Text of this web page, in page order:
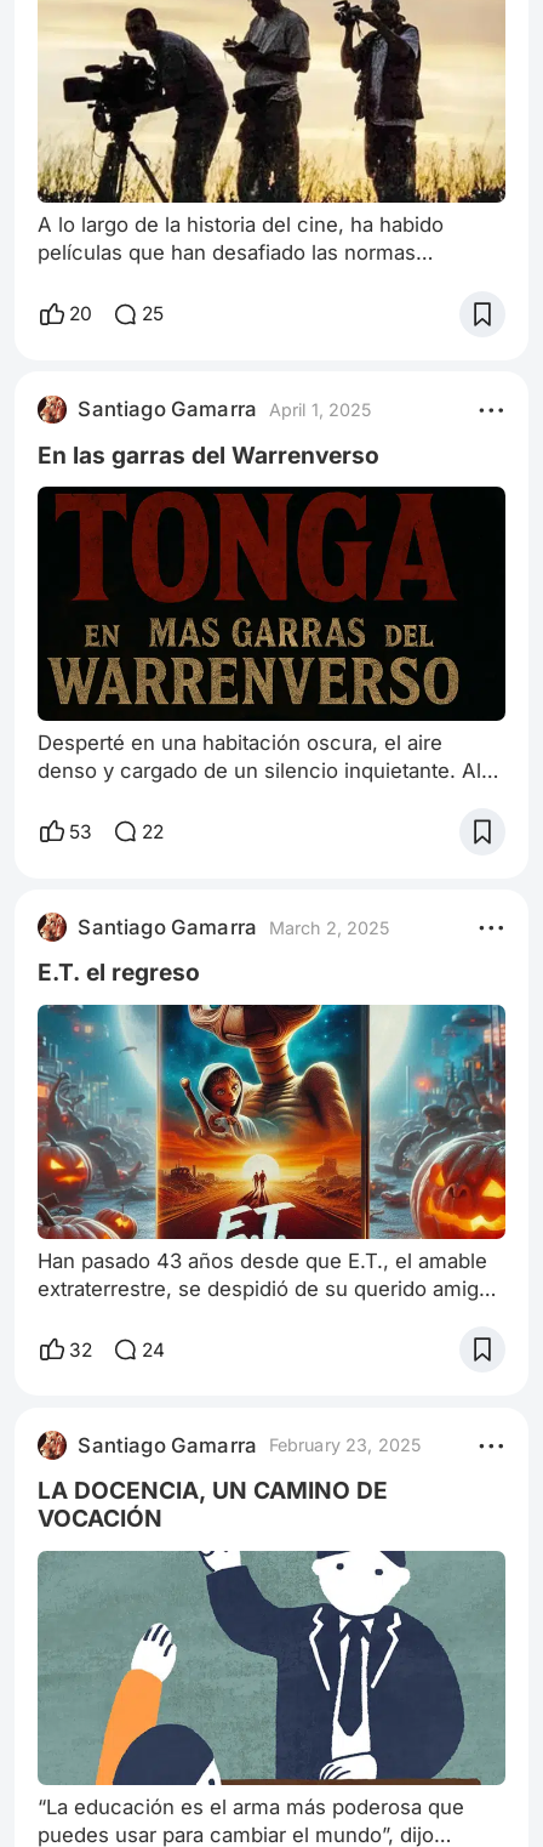
A lo largo de la historia del cine, ha habido
películas que han desafiado las normas
dejando una huella indeleble en la industria. El
experimentación, ofreciendo voces frescas y
perspectivas únicas que a menudo son
ignoradas por los grandes estudios. Este artículo
20 25
Santiago Gamarra April 1, 2025
En las garras del Warrenverso
Desperté en una habitación oscura, el aire
denso y cargado de un silencio inquietante. Al
mi cama, sino en una antigua casa victoriana,
La luz que entraba a través de las ventanas era
tenue, como si el sol estuviera luchando por
atravesar una densa niebla. Re
53 22
Santiago Gamarra March 2, 2025
E.T. el regreso
Han pasado 43 años desde que E.T., el amable
extraterrestre, se despidió de su querido amigo
hombre de 53 años, ha construido una vida feliz
aventurero que siempre ha escuchado las
historias de su padre sobre E.T. y su increíble
amistad. Emily, de 12 año
32 24
Santiago Gamarra February 23, 2025
LA DOCENCIA, UN CAMINO DE
VOCACIÓN
“La educación es el arma más poderosa que
puedes usar para cambiar el mundo”, dijo